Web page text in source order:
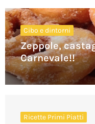
Cibo e dintorni
Zeppole,
Carnevale!!
Ricette Primi Piatti